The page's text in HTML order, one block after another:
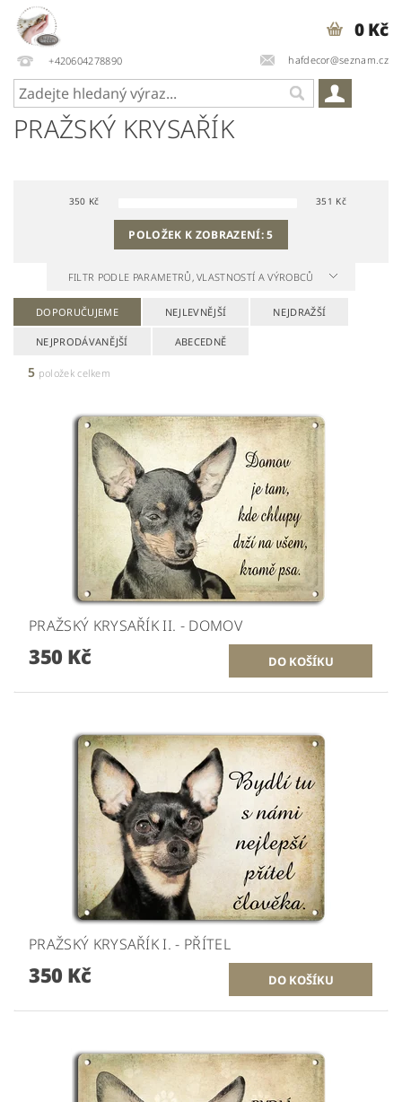
+420604278890 hafdecor@seznam.cz
0 Kč
PRAŽSKÝ KRYSAŘÍK
350 Kč 351 Kč
POLOŽEK K ZOBRAZENÍ:5
FILTR PODLE PARAMETRŮ, VLASTNOSTÍ A VÝROBCŮ
DOPORUČUJEME NEJLEVNĚJŠÍ NEJDRAŽŠÍ
NEJPRODÁVANĚJŠÍ ABECEDNĚ
5 položek celkem
PRAŽSKÝ KRYSAŘÍK II. - DOMOV
350 Kč
PRAŽSKÝ KRYSAŘÍK I. - PŘÍTEL
350 Kč